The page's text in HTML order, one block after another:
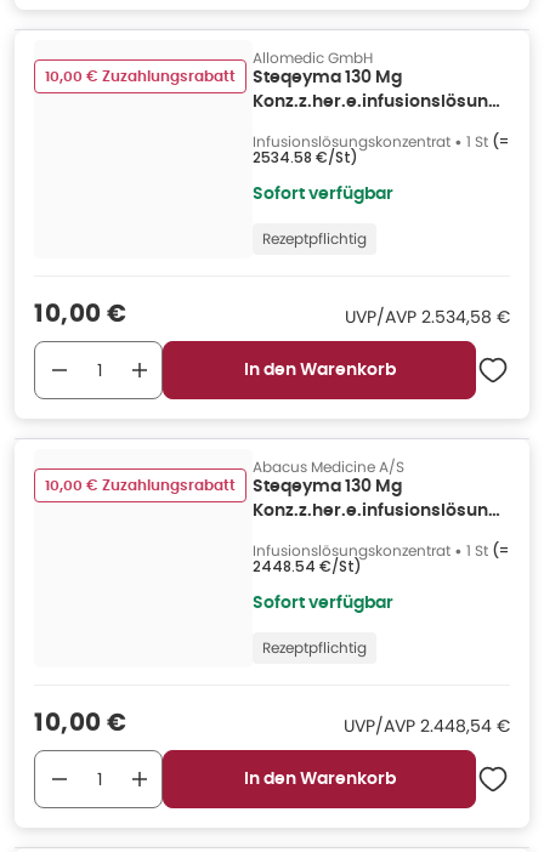
10,00 € Zuzahlungsrabatt
Allomedic GmbH
Steqeyma 130 Mg
Konz.z.her.e.infusionslösung
Infusionslösungskonzentrat • 1 St (=
2534.58 €/St)
Sofort verfügbar
Rezeptpflichtig
Verkaufspreis
10,00 € UVP/AVP UVP/AVP
2.534,58 €
In den Warenkorb
10,00 € Zuzahlungsrabatt
Abacus Medicine A/S
Steqeyma 130 Mg
Konz.z.her.e.infusionslösung
Infusionslösungskonzentrat • 1 St (=
2448.54 €/St)
Sofort verfügbar
Rezeptpflichtig
Verkaufspreis
10,00 € UVP/AVP UVP/AVP:
2.448,54 €
In den Warenkorb